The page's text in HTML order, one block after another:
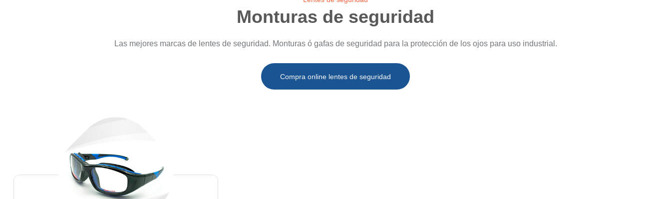
Monturas de seguridad
Las mejores marcas de lentes de seguridad. Monturas ó gafas de seguridad para la protección de los ojos para uso industrial.
Compra online lentes de seguridad